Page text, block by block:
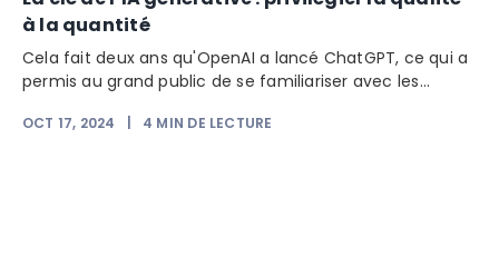
à la quantité
Cela fait deux ans qu'OpenAI a lancé ChatGPT, ce qui a
permis au grand public de se familiariser avec les...
OCT 17, 2024 4 MIN DE LECTURE